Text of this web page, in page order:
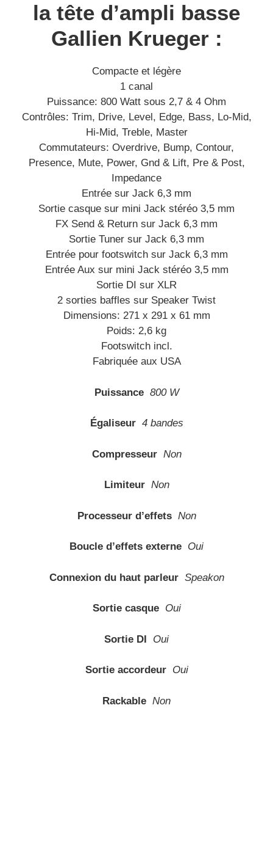
la tête d’ampli basse
Gallien Krueger :
Compacte et légère
1 canal
Puissance: 800 Watt sous 2,7 & 4 Ohm
Contrôles: Trim, Drive, Level, Edge, Bass, Lo-Mid,
Hi-Mid, Treble, Master
Commutateurs: Overdrive, Bump, Contour,
Presence, Mute, Power, Gnd & Lift, Pre & Post,
Impedance
Entrée sur Jack 6,3 mm
Sortie casque sur mini Jack stéréo 3,5 mm
FX Send & Return sur Jack 6,3 mm
Sortie Tuner sur Jack 6,3 mm
Entrée pour footswitch sur Jack 6,3 mm
Entrée Aux sur mini Jack stéréo 3,5 mm
Sortie DI sur XLR
2 sorties baffles sur Speaker Twist
Dimensions: 271 x 291 x 61 mm
Poids: 2,6 kg
Footswitch incl.
Fabriquée aux USA
Puissance 800 W
Égaliseur 4 bandes
Compresseur Non
Limiteur Non
Processeur d’effets Non
Boucle d’effets externe Oui
Connexion du haut parleur Speakon
Sortie casque Oui
Sortie DI Oui
Sortie accordeur Oui
Rackable Non